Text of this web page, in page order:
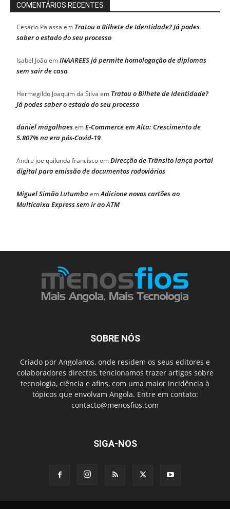
COMENTÁRIOS RECENTES
Cesário Palassa em Tratou o Bilhete de Identidade? Já podes
saber o estado do seu processo
Isabel JoãoemINAAREES já permite homologação de diplomas
sem sair de casa
Hermegildo Joaquim da Silva em Tratou o Bilhete de Identidade?
Já podes saber o estado do seu processo
daniel magalhaesemE-Commerce em Alta: Crescimento de
5.807% na era pós-Covid-19
Andre joe quilunda franciscoemDirecção de Trânsito lança portal
digital para emissão de documentos rodoviários
Miguel Simão LutumbaemAdicione novos cartões ao
Multicaixa Express sem ir ao ATM
SOBRE NÓS
Criado por Angolanos, onde residem os seus editores e
colaboradores directos, tencionamos trazer artigos sobre
tecnologia, ciência e afins, com uma maior incidência à
tópicos que envolvam Angola. Entre em contato:
contacto@menosfios.com
SIGA-NOS